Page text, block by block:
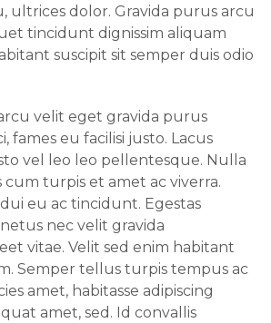
ultrices dolor. Gravida purus arcu
tincidunt dignissim aliquam
suscipit sit semper duis odio
velit eget gravida purus
fames eu facilisi justo. Lacus
vel leo leo pellentesque. Nulla
turpis et amet ac viverra.
eu ac tincidunt. Egestas
nec velit gravida
vitae. Velit sed enim habitant
Semper tellus turpis tempus ac
amet, habitasse adipiscing
amet, sed. Id convallis